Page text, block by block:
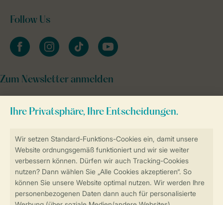
Sicher und schnell zur Online-Buchung
Sichere Datenübertragung
Sicheres Bezahlen
Follow Us
facebookinstagramtiktok youtube
Zum Newsletter anmelden